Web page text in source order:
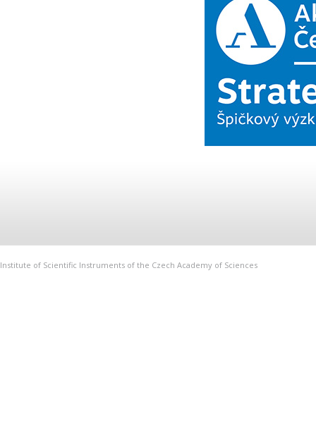
Institute of Scientific Instruments of the Czech Academy of Sciences